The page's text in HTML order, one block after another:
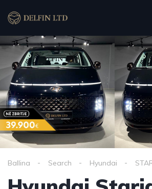
Ballina Search Hyundai